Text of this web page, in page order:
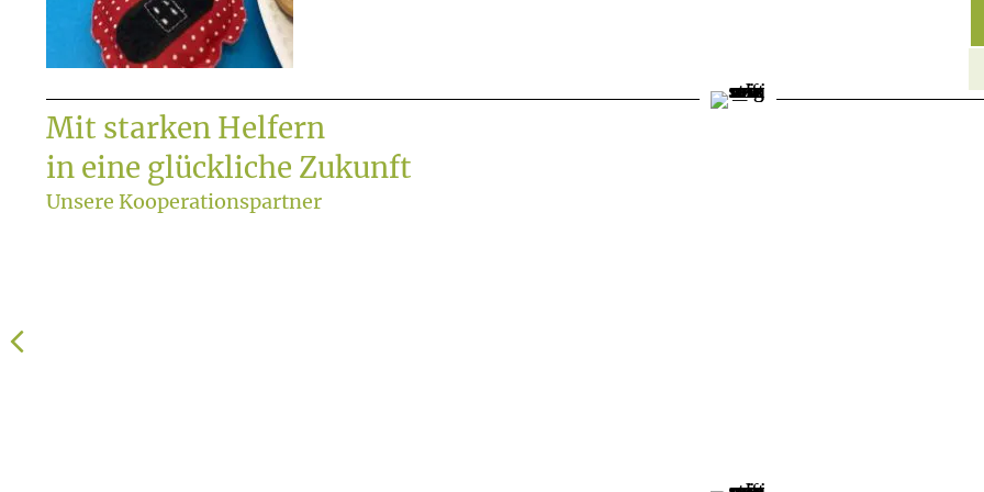
Mit starken Helfern
in eine glückliche Zukunft
Unsere Kooperationspartner
Previous